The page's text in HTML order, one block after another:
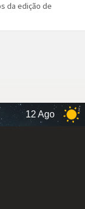
da edição de
12 Ago